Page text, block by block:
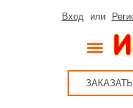
Вход или
ЗАКАЗАТЬ